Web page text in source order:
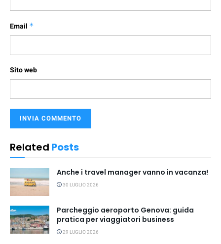
Email *
Sito web
Related Posts
Anche i travel manager vanno in vacanza!
30 LUGLIO 2026
Parcheggio aeroporto Genova: guida
pratica per viaggiatori business
29 LUGLIO 2026